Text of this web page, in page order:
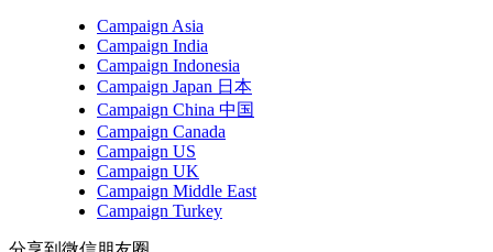
Campaign Asia
Campaign India
Campaign Indonesia
Campaign Japan 日本
Campaign China 中国
Campaign Canada
Campaign US
Campaign UK
Campaign Middle East
Campaign Turkey